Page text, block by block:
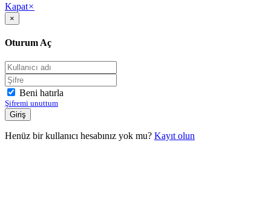
Kapat×
×
Oturum Aç
Beni hatırla
Şifremi unuttum
Henüz bir kullanıcı hesabınız yok mu? Kayıt olun